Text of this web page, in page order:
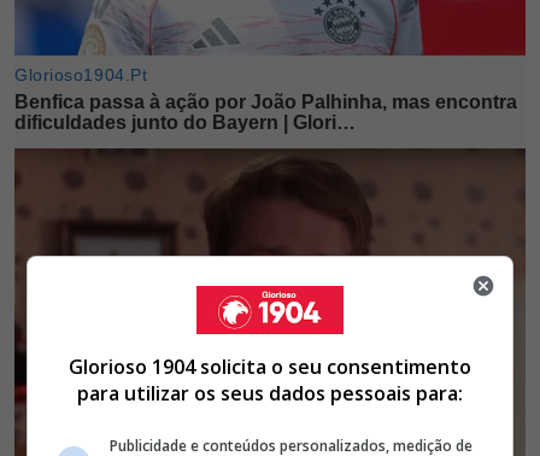
Glorioso 1904 solicita o seu consentimento
para utilizar os seus dados pessoais para:
Publicidade e conteúdos personalizados, medição de